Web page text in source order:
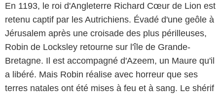
En 1193, le roi d'Angleterre Richard Cœur de Lion est
retenu captif par les Autrichiens. Évadé d'une geôle à
Jérusalem après une croisade des plus périlleuses,
Robin de Locksley retourne sur l'île de Grande-
Bretagne. Il est accompagné d'Azeem, un Maure qu'il
a libéré. Mais Robin réalise avec horreur que ses
terres natales ont été mises à feu et à sang. Le shérif